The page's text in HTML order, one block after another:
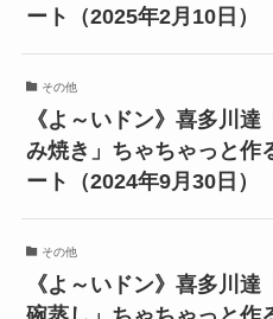
ート（2025年2月10日）
その他
《よ～いドン》喜多川
み焼き」ちゃちゃっと作
ート（2024年9月30日）
その他
《よ～いドン》喜多川